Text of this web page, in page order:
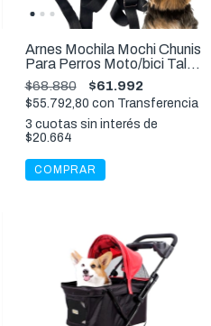
Arnes Mochila Mochi Chunis
Para Perros Moto/bici Talle
M - 3,5 Kg
$68.880 $61.992
$55.792,80 con Transferencia
3 cuotas sin interés de
$20.664
COMPRAR